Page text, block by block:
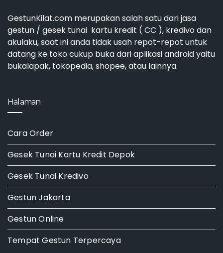
GestunKilat.com merupakan salah satu dari jasa
gestun / gesek tunai kartu kredit ( CC ), kredivo dan
akulaku, saat ini anda tidak usah repot-repot untuk
datang ke toko cukup buka dari aplikasi android yaitu
bukalapak, tokopedia, shopee, atau lainnya.
Halaman
Cara Order
Gesek Tunai Kartu Kredit Depok
Gesek Tunai Kredivo
Gestun Jakarta
Gestun Online
Tempat Gestun Terpercaya